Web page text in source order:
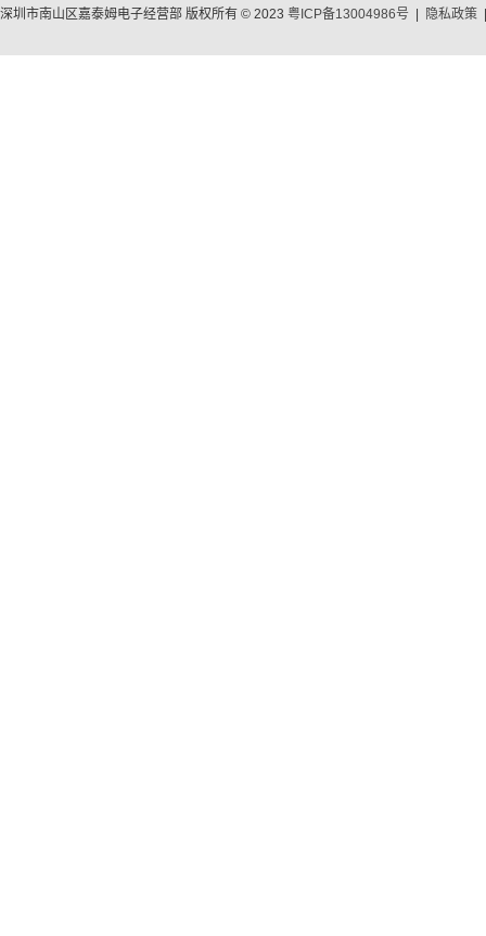
深圳市南山区嘉泰姆电子经营部 版权所有 © 2023 粤ICP备13004986号 隐私政策